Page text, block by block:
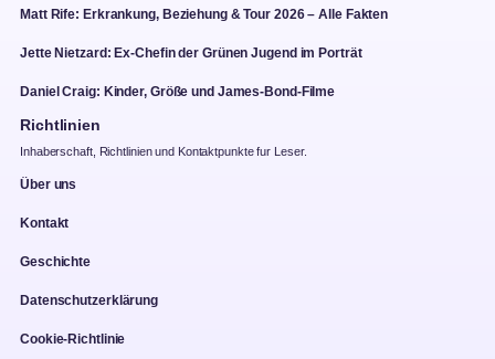
Matt Rife: Erkrankung, Beziehung & Tour 2026 – Alle Fakten
Jette Nietzard: Ex-Chefin der Grünen Jugend im Porträt
Daniel Craig: Kinder, Größe und James-Bond-Filme
Richtlinien
Inhaberschaft, Richtlinien und Kontaktpunkte fur Leser.
Über uns
Kontakt
Geschichte
Datenschutzerklärung
Cookie-Richtlinie